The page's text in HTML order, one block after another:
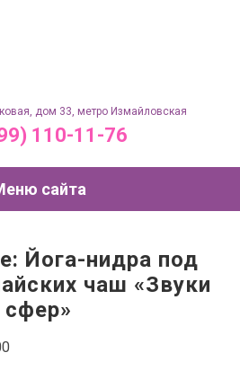
дом 33, метро Измайловская
110-11-76
сайта
Йога-нидра под
чаш «Звуки
сфер»